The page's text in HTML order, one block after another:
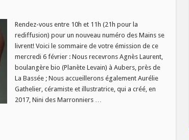
Rendez-vous entre 10h et 11h (21h pour la
rediffusion) pour un nouveau numéro des Mains se
livrent! Voici le sommaire de votre émission de ce
mercredi 6 février : Nous recevrons Agnès Laurent,
boulangère bio (Planète Levain) à Aubers, près de
La Bassée ; Nous accueillerons également Aurélie
Gathelier, céramiste et illustratrice, qui a créé, en
2017, Nini des Marronniers …